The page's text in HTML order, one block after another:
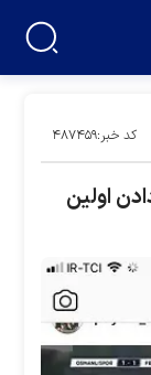
کد خبر:۴۸۷۴۵۹
اولین